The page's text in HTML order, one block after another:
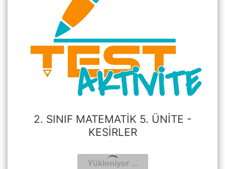
2. SINIF MATEMATIK 5. ÜNITE -
KESIRLER